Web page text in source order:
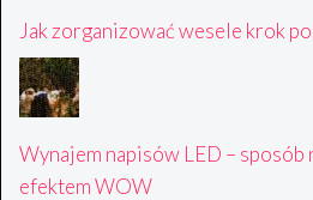
Jak zorganizować wesele krok
Wynajem napisów LED – sposób
efektem WOW